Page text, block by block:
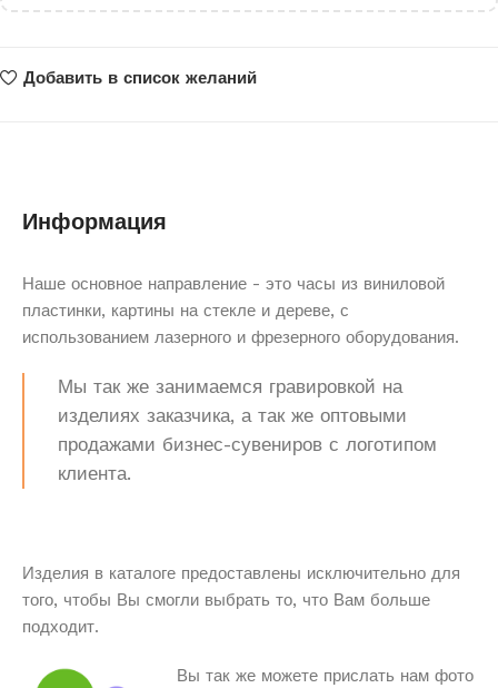
Добавить в список желаний
Информация
Наше основное направление - это часы из виниловой
пластинки, картины на стекле и дереве, с
использованием лазерного и фрезерного оборудования.
Мы так же занимаемся гравировкой на
изделиях заказчика, а так же оптовыми
продажами бизнес-сувениров с логотипом
клиента.
Изделия в каталоге предоставлены исключительно для
того, чтобы Вы смогли выбрать то, что Вам больше
подходит.
Вы так же можете прислать нам фото